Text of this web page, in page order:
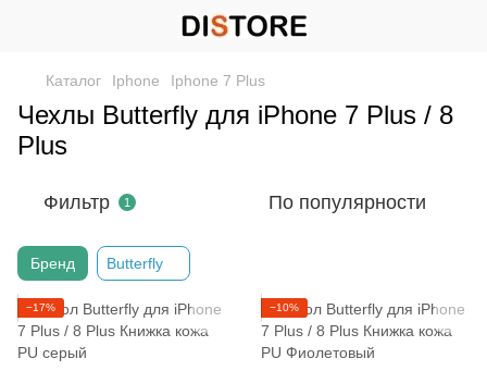
Каталог Iphone Iphone 7 Plus
Чехлы Butterfly для iPhone 7 Plus / 8
Plus
Фильтр 1 По популярности
Бренд Butterfly
−17% −10%